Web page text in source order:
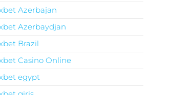
Azerbajan
Azerbaydjan
Brazil
Casino Online
egypt